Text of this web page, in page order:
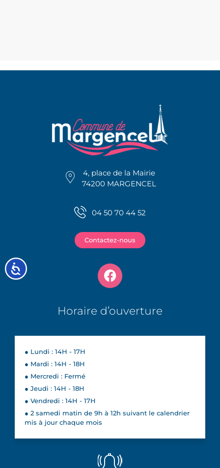
Accessibilité
4, place de la Mairie
74200 MARGENCEL
04 50 70 44 52
Contactez-nous
Horaire d’ouverture
● Lundi : 14H - 17H
● Mardi : 14H - 18H
● Mercredi : Fermé
● Jeudi : 14H - 18H
● Vendredi : 14H - 17H
● 2 samedi matin de 9h à 12h suivant le calendrier
mis à jour chaque mois